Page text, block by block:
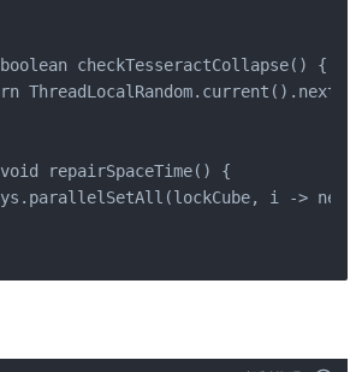
checkTesseractCollapse() {
repairSpaceTime() {
i -> new